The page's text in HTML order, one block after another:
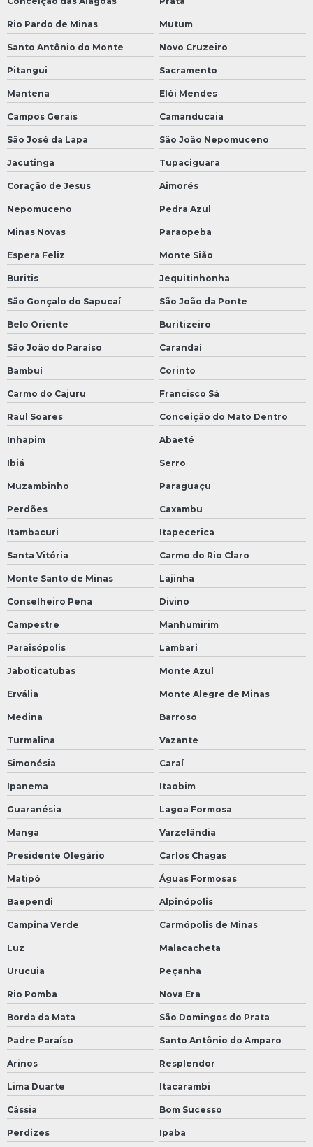
Rio Pardo de Minas Mutum
Santo Antônio do Monte Novo Cruzeiro
Pitangui Sacramento
Mantena Elói Mendes
Campos Gerais Camanducaia
São José da Lapa São João Nepomuceno
Jacutinga Tupaciguara
Coração de Jesus Aimorés
Nepomuceno Pedra Azul
Minas Novas Paraopeba
Espera Feliz Monte Sião
Buritis Jequitinhonha
São Gonçalo do Sapucaí São João da Ponte
Belo Oriente Buritizeiro
São João do Paraíso Carandaí
Bambuí Corinto
Carmo do Cajuru Francisco Sá
Raul Soares Conceição do Mato Dentro
Inhapim Abaeté
Ibiá Serro
Muzambinho Paraguaçu
Perdões Caxambu
Itambacuri Itapecerica
Santa Vitória Carmo do Rio Claro
Monte Santo de Minas Lajinha
Conselheiro Pena Divino
Campestre Manhumirim
Paraisópolis Lambari
Jaboticatubas Monte Azul
Ervália Monte Alegre de Minas
Medina Barroso
Turmalina Vazante
Simonésia Caraí
Ipanema Itaobim
Guaranésia Lagoa Formosa
Manga Varzelândia
Presidente Olegário Carlos Chagas
Matipó Águas Formosas
Baependi Alpinópolis
Campina Verde Carmópolis de Minas
Luz Malacacheta
Urucuia Peçanha
Rio Pomba Nova Era
Borda da Mata São Domingos do Prata
Padre Paraíso Santo Antônio do Amparo
Arinos Resplendor
Lima Duarte Itacarambi
Cássia Bom Sucesso
Perdizes Ipaba